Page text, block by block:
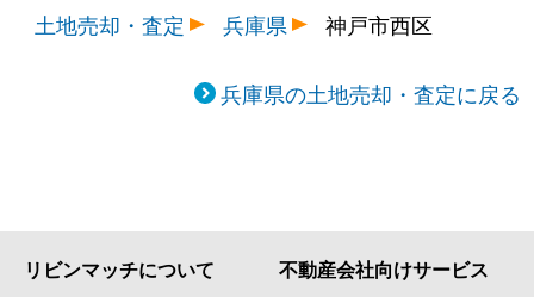
土地売却・査定
兵庫県 神戸市西区
兵庫県の土地売却・査定に戻る
リビンマッチについて 不動産会社向けサービス